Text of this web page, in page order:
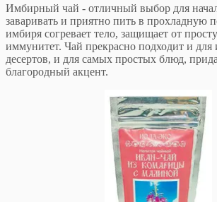
Имбирный чай - отличный выбор для
заваривать и приятно пить в прохладную
имбиря согревает тело, защищает от
иммунитет. Чай прекрасно подходит и
десертов, и для самых простых блюд,
благородный акцент.